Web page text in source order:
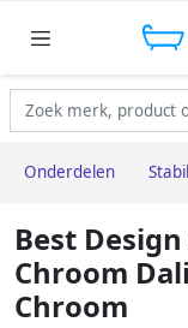
Onderdelen
Best
Chroom
Chroom